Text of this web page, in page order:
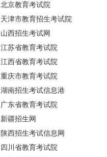
北京教育考试院
天津市教育招生考试院
山西招生考试网
江苏省教育考试院
江西省教育考试院
重庆市教育考试院
湖南招生考试信息港
广东省教育考试院
新疆招生网
陕西招生考试信息网
四川省教育考试院